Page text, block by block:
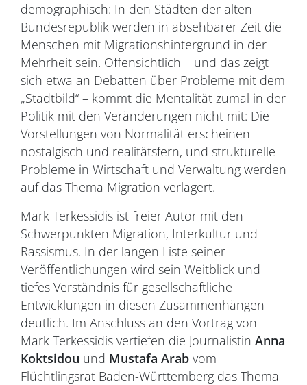
demographisch: In den Städten der alten
Bundesrepublik werden in absehbarer Zeit die
Menschen mit Migrationshintergrund in der
Mehrheit sein. Offensichtlich – und das zeigt
sich etwa an Debatten über Probleme mit dem
„Stadtbild“ – kommt die Mentalität zumal in der
Politik mit den Veränderungen nicht mit: Die
Vorstellungen von Normalität erscheinen
nostalgisch und realitätsfern, und strukturelle
Probleme in Wirtschaft und Verwaltung werden
auf das Thema Migration verlagert.
Mark Terkessidis ist freier Autor mit den
Schwerpunkten Migration, Interkultur und
Rassismus. In der langen Liste seiner
Veröffentlichungen wird sein Weitblick und
tiefes Verständnis für gesellschaftliche
Entwicklungen in diesen Zusammenhängen
deutlich. Im Anschluss an den Vortrag von
Mark Terkessidis vertiefen die Journalistin Anna
Koktsidou und Mustafa Arab vom
Flüchtlingsrat Baden-Württemberg das Thema